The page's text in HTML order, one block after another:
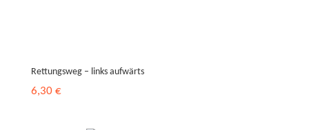
Rettungsweg – links aufwärts
6,30 €